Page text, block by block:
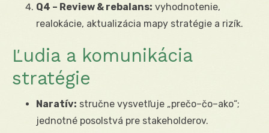
Q4 – Review & rebalans: vyhodnotenie,
realokácie, aktualizácia mapy stratégie a rizík.
Ľudia a komunikácia
stratégie
Naratív: stručne vysvetľuje „prečo–čo–ako“;
jednotné posolstvá pre stakeholderov.